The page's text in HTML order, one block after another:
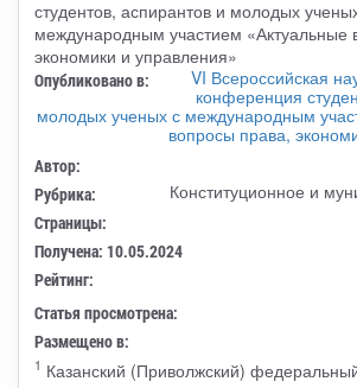
Опубликовано в:
VI Всероссийская
конференция
молодых ученых с международным
вопросы права,
Автор:
Рубрика: Конституционное и
Страницы:
Получена: 10.05.2024
Рейтинг:
Статья просмотрена:
Размещено в:
1 Казанский (Приволжский)